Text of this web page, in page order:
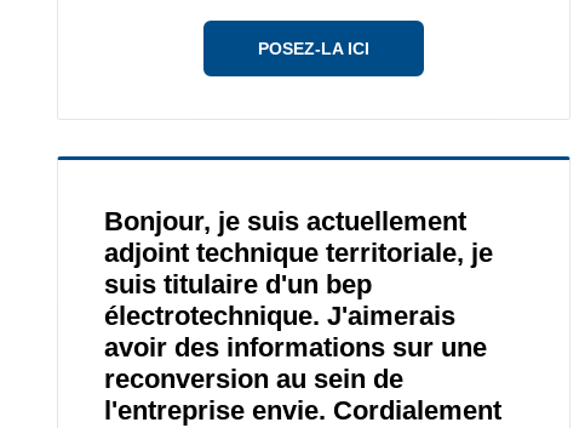
POSEZ-LA ICI
Bonjour, je suis actuellement
adjoint technique territoriale, je
suis titulaire d'un bep
électrotechnique. J'aimerais
avoir des informations sur une
reconversion au sein de
l'entreprise envie. Cordialement